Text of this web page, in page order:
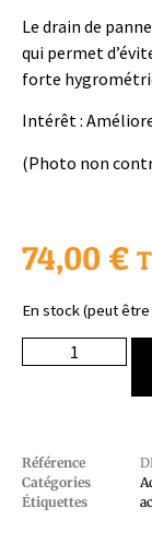
Le drain de
qui permet
forte
Intérêt :
(Photo non
74,00 €
En stock (peut
Référence
Catégories
Étiquettes